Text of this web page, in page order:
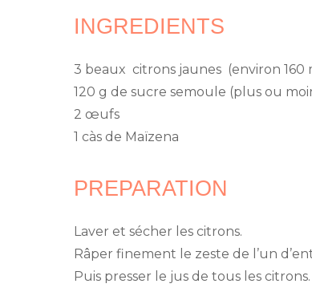
INGREDIENTS
3 beaux citrons jaunes (environ 160
120 g de sucre semoule (plus ou
2 œufs
1 càs de Maïzena
PREPARATION
Laver et sécher les citrons.
Râper finement le zeste de l’un
Puis presser le jus de tous les citrons.